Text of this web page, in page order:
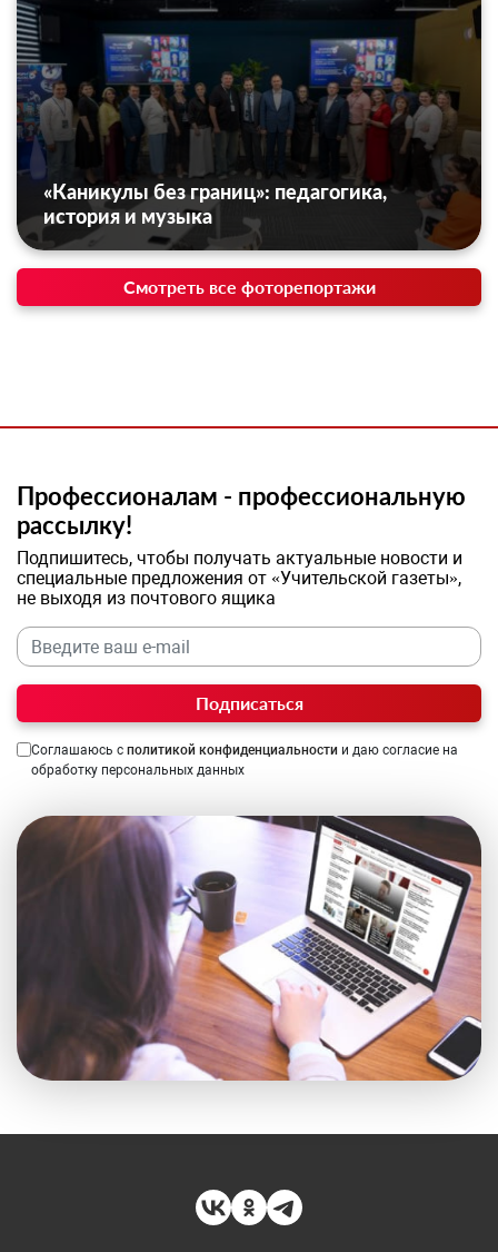
«Каникулы без границ»: педагогика,
история и музыка
Смотреть все фоторепортажи
Профессионалам - профессиональную
рассылку!
Подпишитесь, чтобы получать актуальные новости и
специальные предложения от «Учительской газеты»,
не выходя из почтового ящика
Подписаться
Соглашаюсь с политикой конфиденциальности и даю согласие на
обработку персональных данных